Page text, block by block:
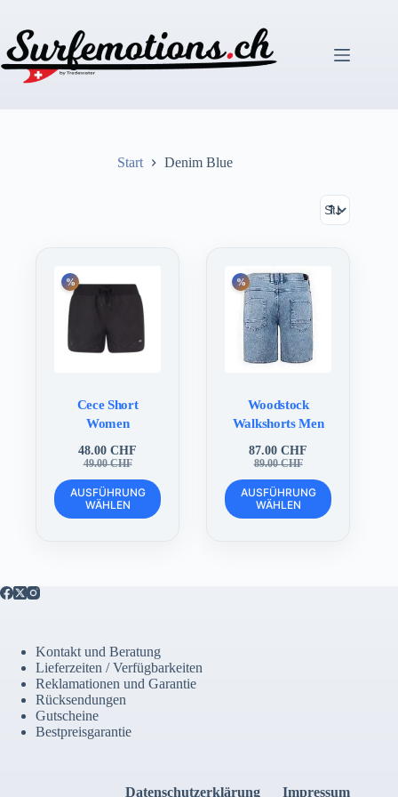
springen
Start Denim Blue
Cece Short
Women
49.00CHF
Ursprünglicher
Preis
war:
49.00 CHF
48.00CHF
Aktueller
Preis
ist:
48.00 CHF.
AUSFÜHRUNG
WÄHLEN
Dieses
Produkt
weist
der
Produktseite
gewählt
werden
Woodstock
Walkshorts Men
89.00CHF
Ursprünglicher
Preis
war:
89.00 CHF
87.00CHF
Aktueller
Preis
ist:
87.00 CHF.
AUSFÜHRUNG
WÄHLEN
Dieses
Produkt
weist
Kontakt und Beratung
Lieferzeiten / Verfügbarkeiten
Reklamationen und Garantie
Rücksendungen
Gutscheine
Bestpreisgarantie
Datenschutzerklärung Impressum